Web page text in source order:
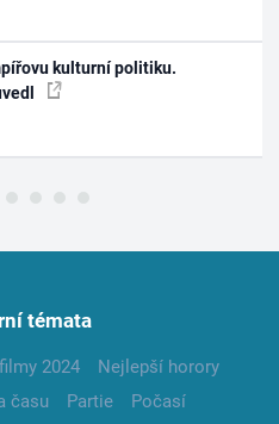
kulturní politiku.
témata
2024
Nejlepší horory
času Partie
Počasí